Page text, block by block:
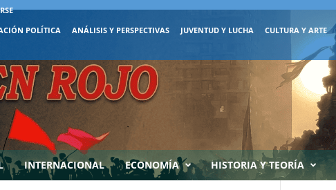
POLÍTICA ANÁLISIS Y PERSPECTIVAS JUVENTUD Y LUCHA CULTURA Y ARTE
INTERNACIONAL ECONOMÍA HISTORIA Y TEORÍA